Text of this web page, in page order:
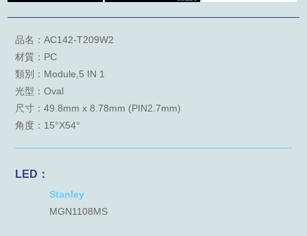
品名：AC142-T209W2
材質：PC
類別：Module,5 IN 1
光型：Oval
尺寸：49.8mm x 8.78mm (PIN2.7mm)
角度：15°X54°
LED：
Stanley
MGN1108MS